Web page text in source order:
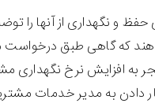
و نگهداری از آنها را
که گاهی طبق درخواست
به افزایش نرخ نگهداری
به مدیر خدمات